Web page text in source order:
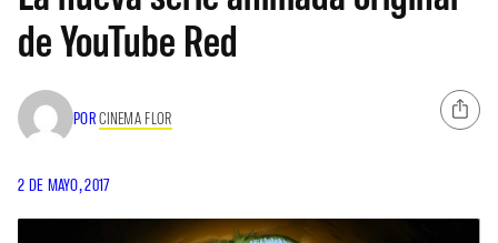
de YouTube Red
PORCINEMA FLOR
2 DE MAYO, 2017